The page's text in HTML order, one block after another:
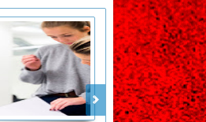
09
Jun
2016